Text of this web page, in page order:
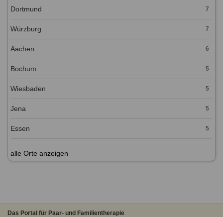
Dortmund 7
Würzburg 7
Aachen 6
Bochum 5
Wiesbaden 5
Jena 5
Essen 5
alle Orte anzeigen
Das Portal für Paar- und Familientherapie